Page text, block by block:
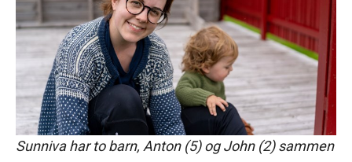
Sunniva har to barn, Anton (5) og John (2) sammen